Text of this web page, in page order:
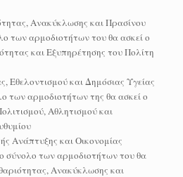
Ανακύκλωσης και Πρασίνου
των αρμοδιοτήτων του θα ασκεί ο
και Εξυπηρέτησης του Πολίτη
Εθελοντισμού και Δημόσιας Υγείας
των αρμοδιοτήτων της θα ασκεί ο
Αθλητισμού και
Ανάπτυξης και Οικονομίας
σύνολο των αρμοδιοτήτων του θα
Ανακύκλωσης και